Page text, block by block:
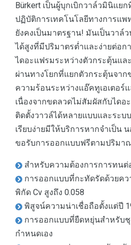
Bürkert เป็นผู้บุกเบิกวาล์วมินิแย
ปฏิบัติการเทคโนโลยีทางการแพ
ยังคงเป็นมาตรฐาน! มันเป็นวาล์
ได้สูงที่มีปริมาตรต่ำและง่ายต่อก
ไดอะแฟรมระหว่างตัวกระตุ้นแล
ผ่านทางโยกที่แยกตัวกระตุ้นจาก
ความร้อนระหว่างแอ๊คทูเอเตอร์
เนื่องจากขดลวดไม่สัมผัสกับไดอ
ติดตั้งวาวล์ได้หลายแบบและระบ
เรียบง่ายมีให้บริการหากจำเป็น
ขอรับการออกแบบฟรีตามปริมา
สำหรับความต้องการการทนต่
การออกแบบที่กะทัดรัดด้วยคว
พิกัด Cv สูงถึง 0.058
พิสูจน์ความน่าเชื่อถือตั้งแต่ปี
การออกแบบที่ยืดหยุ่นสำหรับ
กำหนดเอง